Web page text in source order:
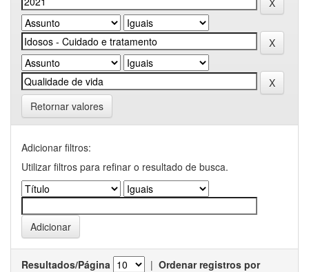
Retornar valores
Adicionar filtros:
Utilizar filtros para refinar o resultado de busca.
Resultados/Página | Ordenar registros por